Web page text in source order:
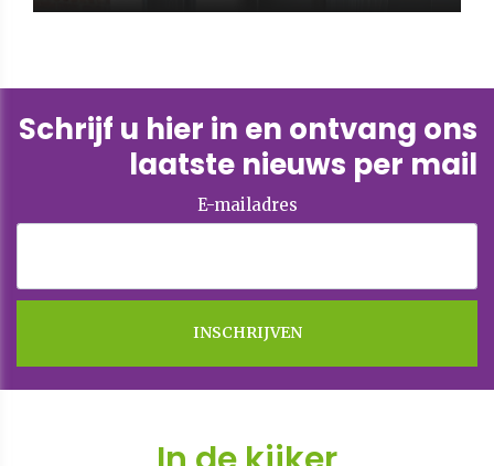
Schrijf u hier in en ontvang ons
laatste nieuws per mail
E-mailadres